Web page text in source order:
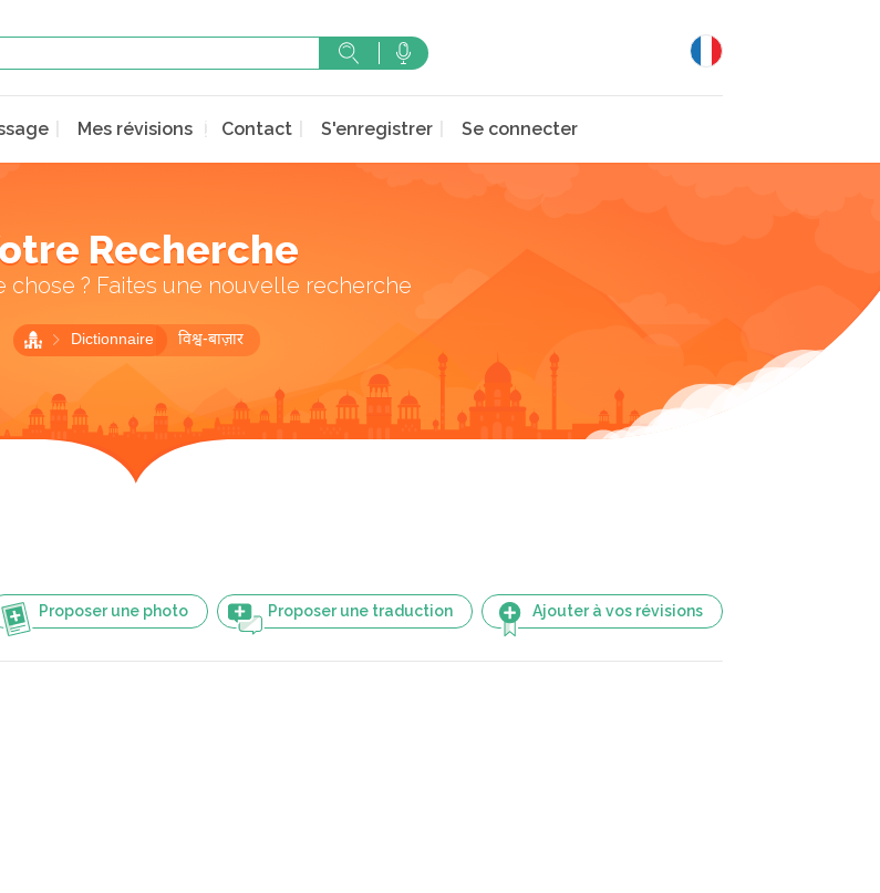
Mes révisions Contact S'enregistrer Se connecter
Recherche
chose ? Faites une nouvelle recherche
Dictionnaire विश्व-बाज़ार
Proposer une photo Proposer une traduction Ajouter à vos révisions